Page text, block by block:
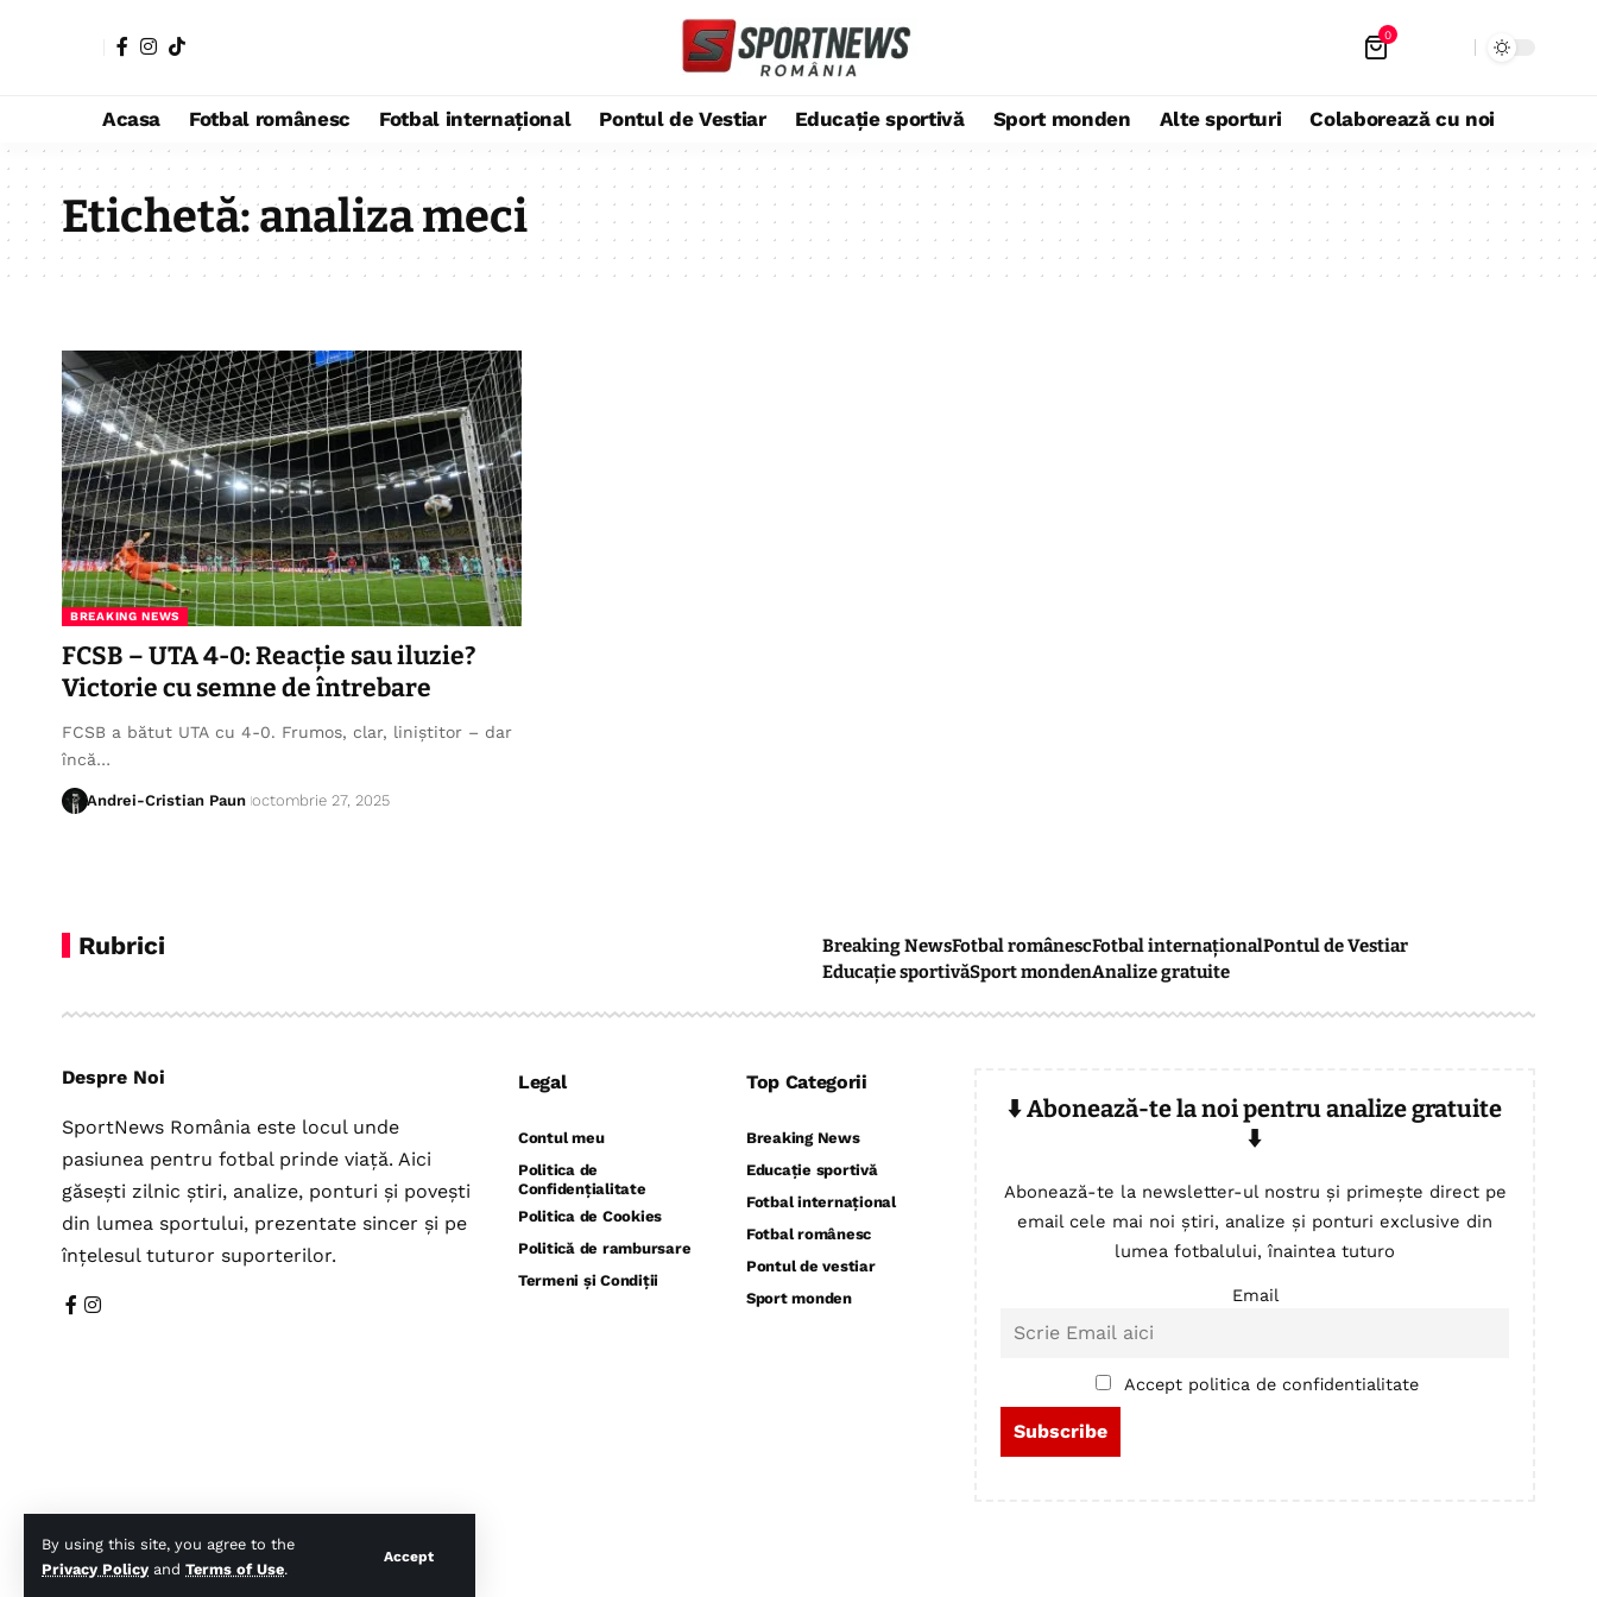
By using this site, you agree to the
Privacy Policy and Terms of Use.
Accept
0
Acasa Fotbal românesc Fotbal internațional Pontul de Vestiar Educație sportivă Sport monden Alte sporturi Colaborează cu noi
Etichetă:analiza meci
BREAKING NEWS
FCSB – UTA 4-0: Reacție sau iluzie?
Victorie cu semne de întrebare
FCSB a bătut UTA cu 4-0. Frumos, clar, liniștitor – dar
încă…
Andrei-Cristian Paun octombrie 27, 2025
Rubrici Breaking NewsFotbal românescFotbal internaționalPontul de Vestiar
Educație sportivăSport mondenAnalize gratuite
Despre Noi
SportNews România este locul unde
pasiunea pentru fotbal prinde viață. Aici
găsești zilnic știri, analize, ponturi și povești
din lumea sportului, prezentate sincer și pe
înțelesul tuturor suporterilor.
Legal
Contul meu
Politica de
Confidențialitate
Politica de Cookies
Politică de rambursare
Termeni și Condiții
Top Categorii
Breaking News
Educație sportivă
Fotbal internațional
Fotbal românesc
Pontul de vestiar
Sport monden
⬇️ Abonează-te la noi pentru analize gratuite
⬇️
Abonează-te la newsletter-ul nostru și primește direct pe
email cele mai noi știri, analize și ponturi exclusive din
lumea fotbalului, înaintea tuturo
Email
Accept politica de confidentialitate